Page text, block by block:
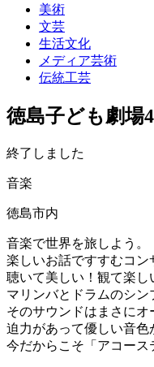
美術
文芸
生活文化
メディア芸術
伝統工芸
徳島子ども劇場
終了しました
音楽
徳島市内
音楽で世界を旅しよう。
楽しいお話ですすむコン
聴いて美しい！観て楽し
マリンバとドラムのシン
そのサウンドはまさにオ
迫力があって優しい音色
今だからこそ「アコース